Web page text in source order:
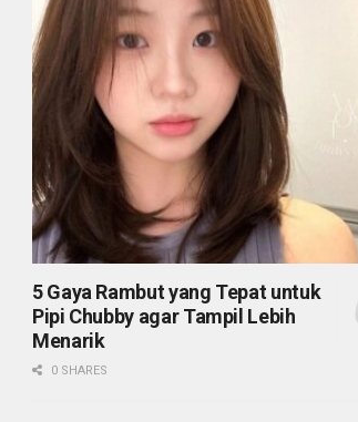
5 Gaya Rambut yang Tepat untuk
Pipi Chubby agar Tampil Lebih
Menarik
0 SHARES